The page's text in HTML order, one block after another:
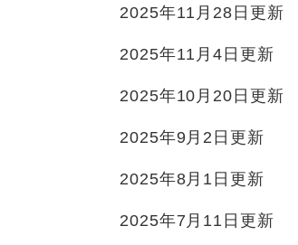
2025年11月28日更新
2025年11月4日更新
2025年10月20日更新
2025年9月2日更新
2025年8月1日更新
2025年7月11日更新